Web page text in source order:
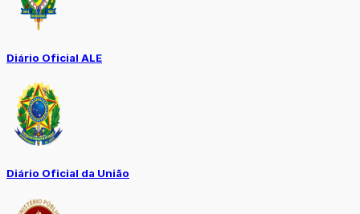
Diário Oficial ALE
Diário Oficial da União